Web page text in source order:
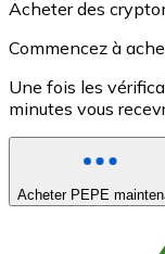
Acheter des
Commencez à
Une fois les
minutes vous
Acheter PEPE